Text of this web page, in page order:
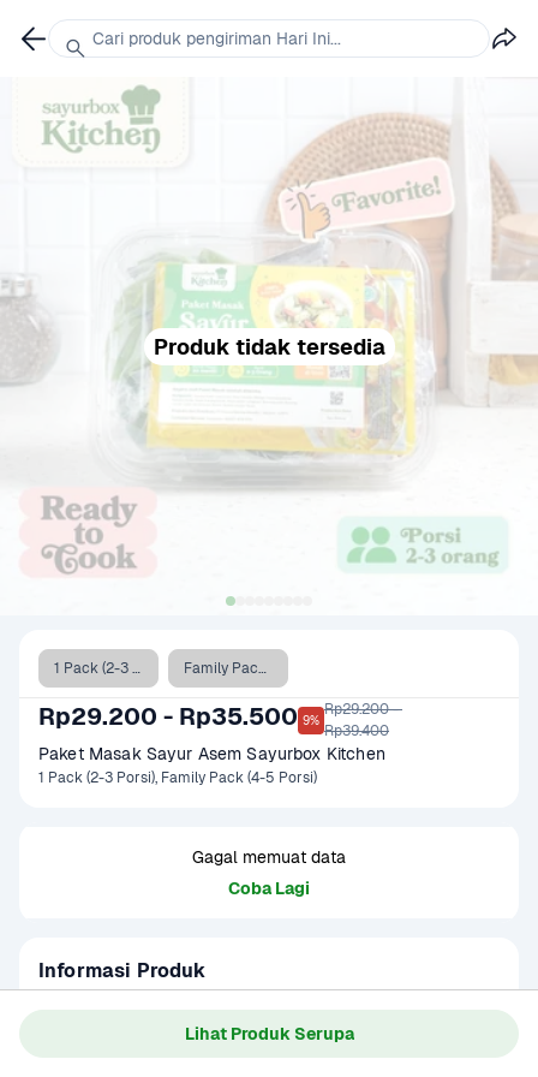
Lihat Produk Serupa
Produk tidak tersedia
1 Pack (2-3 Porsi) Family Pack (4-5 Porsi)
Rp29.200 - Rp35.500 9%
Rp29.200 -
Rp39.400
Paket Masak Sayur Asem Sayurbox Kitchen
1 Pack (2-3 Porsi), Family Pack (4-5 Porsi)
Gagal memuat data
Coba Lagi
Informasi Produk
1 Paket Masak Sayur Asem terdiri dari:
- Jagung manis kupas
Cari produk pengiriman Hari Ini...